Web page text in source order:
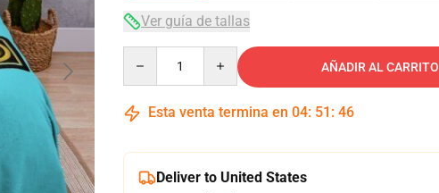
Ver guía de tallas
AÑADIR AL CARRITO
Esta venta termina en 04: 51 : 45
Deliver to United States